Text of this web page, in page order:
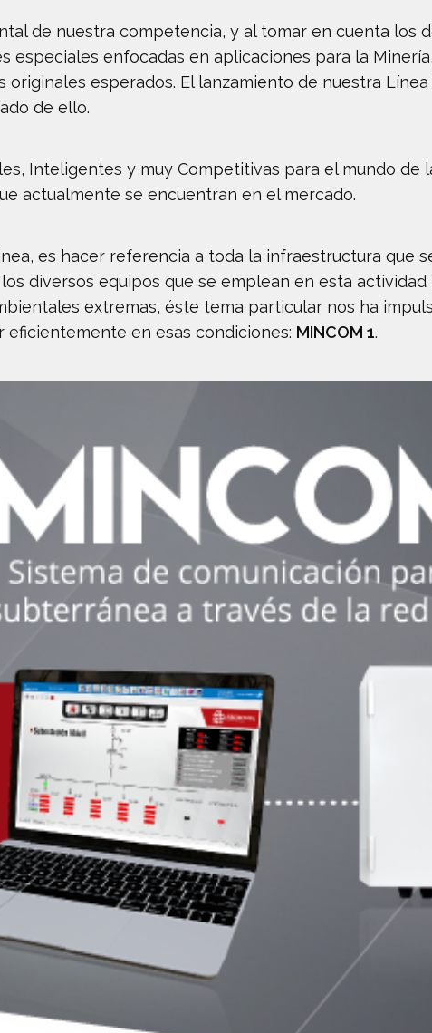
de nuestra competencia, y al tomar en cuenta los
especiales enfocadas en aplicaciones para la
esperados. El lanzamiento de nuestra Línea
de ello.
Inteligentes y muy Competitivas para el mundo de
actualmente se encuentran en el mercado.
es hacer referencia a toda la infraestructura que
diversos equipos que se emplean en esta actividad
extremas, éste tema particular nos ha
en esas condiciones: MINCOM 1.